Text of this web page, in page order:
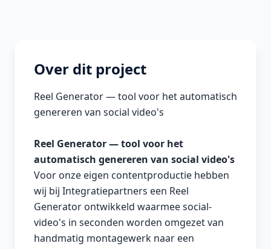
Over dit project
Reel Generator — tool voor het automatisch
genereren van social video's
Reel Generator — tool voor het
automatisch genereren van social video's
Voor onze eigen contentproductie hebben
wij bij Integratiepartners een Reel
Generator ontwikkeld waarmee social-
video's in seconden worden omgezet van
handmatig montagewerk naar een